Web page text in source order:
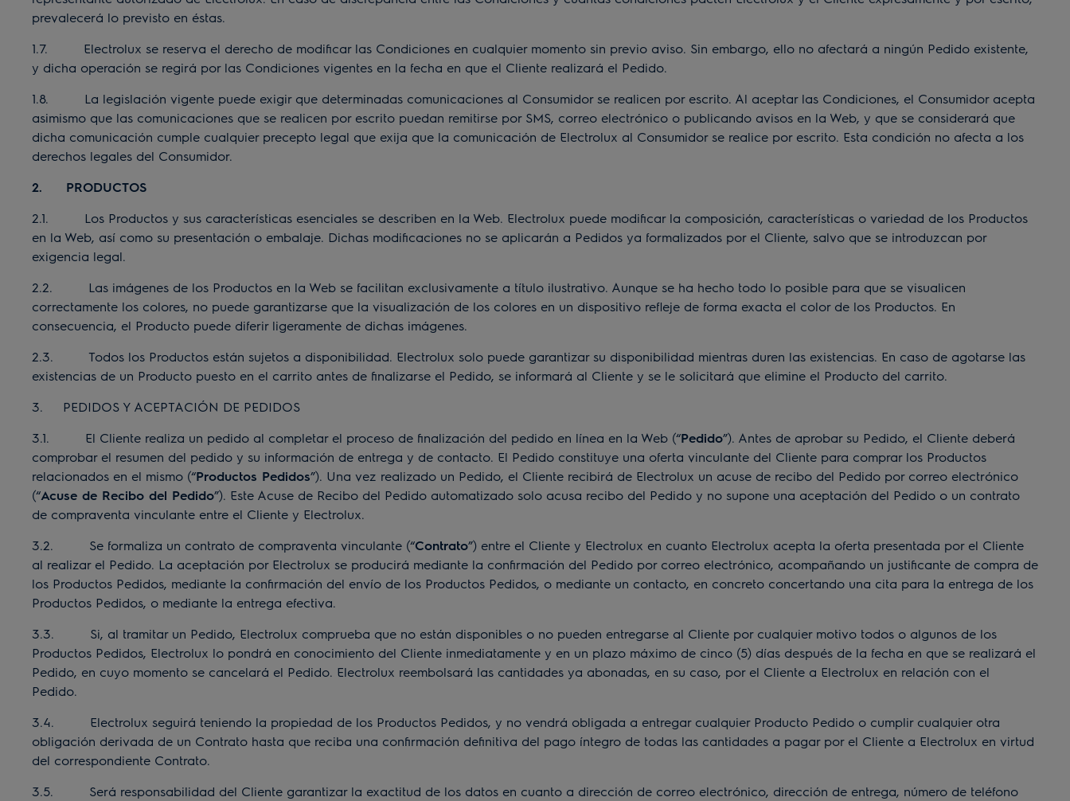
prevalecerá lo previsto en éstas.
1.7. Electrolux se reserva el derecho de modificar las Condiciones en cualquier momento sin previo aviso. Sin embargo, ello no afectará a ningún Pedido existente,
y dicha operación se regirá por las Condiciones vigentes en la fecha en que el Cliente realizará el Pedido.
1.8. La legislación vigente puede exigir que determinadas comunicaciones al Consumidor se realicen por escrito. Al aceptar las Condiciones, el Consumidor acepta
asimismo que las comunicaciones que se realicen por escrito puedan remitirse por SMS, correo electrónico o publicando avisos en la Web, y que se considerará que
dicha comunicación cumple cualquier precepto legal que exija que la comunicación de Electrolux al Consumidor se realice por escrito. Esta condición no afecta a los
derechos legales del Consumidor.
2. PRODUCTOS
2.1. Los Productos y sus características esenciales se describen en la Web. Electrolux puede modificar la composición, características o variedad de los Productos
en la Web, así como su presentación o embalaje. Dichas modificaciones no se aplicarán a Pedidos ya formalizados por el Cliente, salvo que se introduzcan por
exigencia legal.
2.2. Las imágenes de los Productos en la Web se facilitan exclusivamente a título ilustrativo. Aunque se ha hecho todo lo posible para que se visualicen
correctamente los colores, no puede garantizarse que la visualización de los colores en un dispositivo refleje de forma exacta el color de los Productos. En
consecuencia, el Producto puede diferir ligeramente de dichas imágenes.
2.3. Todos los Productos están sujetos a disponibilidad. Electrolux solo puede garantizar su disponibilidad mientras duren las existencias. En caso de agotarse las
existencias de un Producto puesto en el carrito antes de finalizarse el Pedido, se informará al Cliente y se le solicitará que elimine el Producto del carrito.
3. PEDIDOS Y ACEPTACIÓN DE PEDIDOS
3.1. El Cliente realiza un pedido al completar el proceso de finalización del pedido en línea en la Web (“Pedido”). Antes de aprobar su Pedido, el Cliente deberá
comprobar el resumen del pedido y su información de entrega y de contacto. El Pedido constituye una oferta vinculante del Cliente para comprar los Productos
relacionados en el mismo (“Productos Pedidos”). Una vez realizado un Pedido, el Cliente recibirá de Electrolux un acuse de recibo del Pedido por correo electrónico
(“Acuse de Recibo del Pedido”). Este Acuse de Recibo del Pedido automatizado solo acusa recibo del Pedido y no supone una aceptación del Pedido o un contrato
de compraventa vinculante entre el Cliente y Electrolux.
3.2. Se formaliza un contrato de compraventa vinculante (“Contrato”) entre el Cliente y Electrolux en cuanto Electrolux acepta la oferta presentada por el Cliente
al realizar el Pedido. La aceptación por Electrolux se producirá mediante la confirmación del Pedido por correo electrónico, acompañando un justificante de compra de
los Productos Pedidos, mediante la confirmación del envío de los Productos Pedidos, o mediante un contacto, en concreto concertando una cita para la entrega de los
Productos Pedidos, o mediante la entrega efectiva.
3.3. Si, al tramitar un Pedido, Electrolux comprueba que no están disponibles o no pueden entregarse al Cliente por cualquier motivo todos o algunos de los
Productos Pedidos, Electrolux lo pondrá en conocimiento del Cliente inmediatamente y en un plazo máximo de cinco (5) días después de la fecha en que se realizará el
Pedido, en cuyo momento se cancelará el Pedido. Electrolux reembolsará las cantidades ya abonadas, en su caso, por el Cliente a Electrolux en relación con el
Pedido.
3.4. Electrolux seguirá teniendo la propiedad de los Productos Pedidos, y no vendrá obligada a entregar cualquier Producto Pedido o cumplir cualquier otra
obligación derivada de un Contrato hasta que reciba una confirmación definitiva del pago íntegro de todas las cantidades a pagar por el Cliente a Electrolux en virtud
del correspondiente Contrato.
3.5. Será responsabilidad del Cliente garantizar la exactitud de los datos en cuanto a dirección de correo electrónico, dirección de entrega, número de teléfono